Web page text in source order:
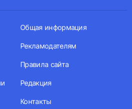
Общая информация
Рекламодателям
Правила сайта
Редакция
Контакты